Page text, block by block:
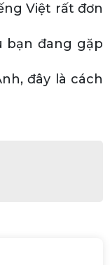
Việt rất đơn
bạn đang gặp
đây là cách